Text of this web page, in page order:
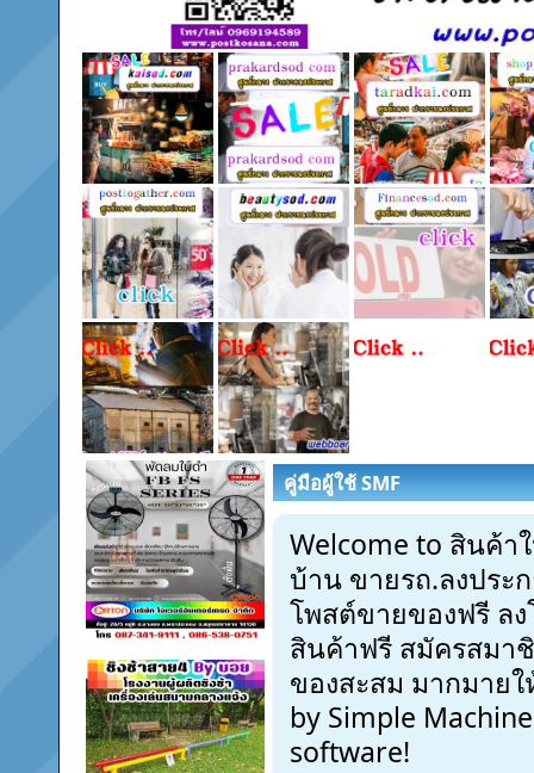
คู่มือผู้ใช้ SMF
Welcome to สินค้า
บ้าน ขายรถ.ลงประ
โพสต์ขายของฟรี ล
สินค้าฟรี สมัครสมา
ของสะสม มากมาย
by Simple
software!